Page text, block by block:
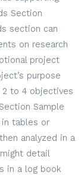
Section
section can
on research
project
purpose
to 4 objectives
Sample
tables or
analyzed in a
detail
in a log book